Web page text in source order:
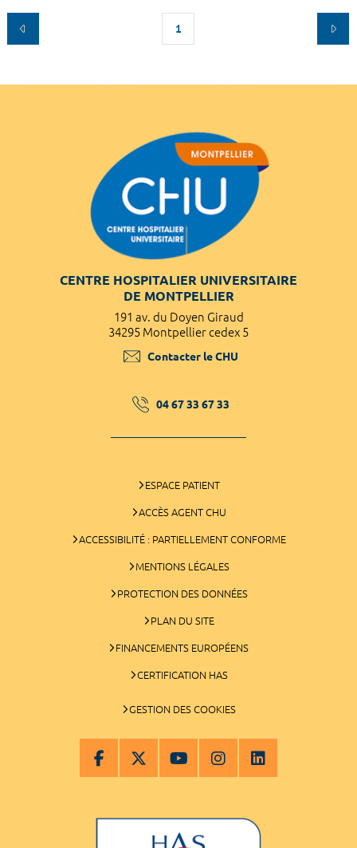
1
CENTRE HOSPITALIER UNIVERSITAIRE
DE MONTPELLIER
191 av. du Doyen Giraud
34295 Montpellier cedex 5
Contacter le CHU
04 67 33 67 33
ESPACE PATIENT
ACCÈS AGENT CHU
ACCESSIBILITÉ : PARTIELLEMENT CONFORME
MENTIONS LÉGALES
PROTECTION DES DONNÉES
PLAN DU SITE
FINANCEMENTS EUROPÉENS
CERTIFICATION HAS
GESTION DES COOKIES